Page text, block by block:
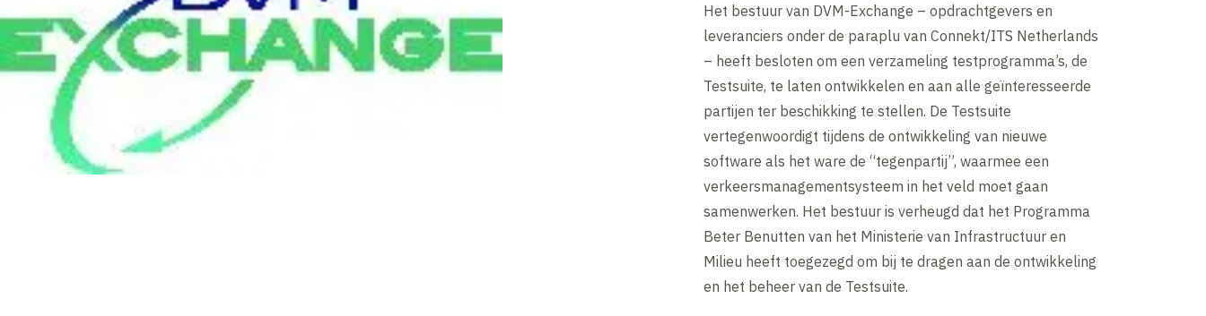
Het bestuur van DVM-Exchange – opdrachtgevers en
leveranciers onder de paraplu van Connekt/ITS Netherlands
– heeft besloten om een verzameling testprogramma’s, de
Testsuite, te laten ontwikkelen en aan alle geïnteresseerde
partijen ter beschikking te stellen. De Testsuite
vertegenwoordigt tijdens de ontwikkeling van nieuwe
software als het ware de “tegenpartij”, waarmee een
verkeersmanagementsysteem in het veld moet gaan
samenwerken. Het bestuur is verheugd dat het Programma
Beter Benutten van het Ministerie van Infrastructuur en
Milieu heeft toegezegd om bij te dragen aan de ontwikkeling
en het beheer van de Testsuite.